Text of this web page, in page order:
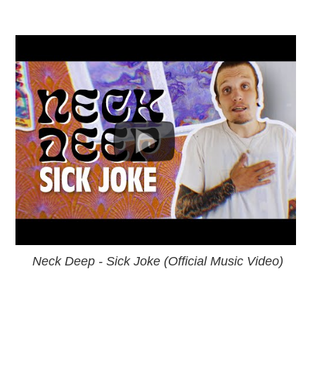
Neck Deep - Sick Joke (Official Music Video)